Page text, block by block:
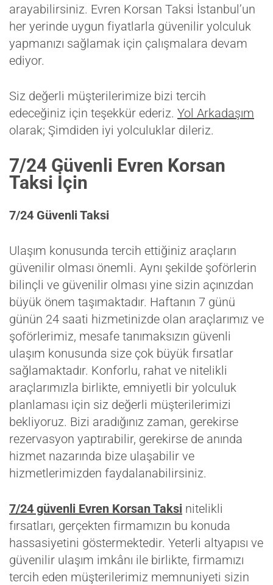
arayabilirsiniz. Evren Korsan Taksi İstanbul’un
her yerinde uygun fiyatlarla güvenilir yolculuk
yapmanızı sağlamak için çalışmalara devam
ediyor.
Siz değerli müşterilerimize bizi tercih
edeceğiniz için teşekkür ederiz. Yol Arkadaşım
olarak; Şimdiden iyi yolculuklar dileriz.
7/24 Güvenli Evren Korsan
Taksi İçin
7/24 Güvenli Taksi
Ulaşım konusunda tercih ettiğiniz araçların
güvenilir olması önemli. Aynı şekilde şoförlerin
bilinçli ve güvenilir olması yine sizin açınızdan
büyük önem taşımaktadır. Haftanın 7 günü
günün 24 saati hizmetinizde olan araçlarımız ve
şoförlerimiz, mesafe tanımaksızın güvenli
ulaşım konusunda size çok büyük fırsatlar
sağlamaktadır. Konforlu, rahat ve nitelikli
araçlarımızla birlikte, emniyetli bir yolculuk
planlaması için siz değerli müşterilerimizi
bekliyoruz. Bizi aradığınız zaman, gerekirse
rezervasyon yaptırabilir, gerekirse de anında
hizmet nazarında bize ulaşabilir ve
hizmetlerimizden faydalanabilirsiniz.
7/24 güvenli Evren Korsan Taksi nitelikli
fırsatları, gerçekten firmamızın bu konuda
hassasiyetini göstermektedir. Yeterli altyapısı ve
güvenilir ulaşım imkânı ile birlikte, firmamızı
tercih eden müşterilerimiz memnuniyeti sizin